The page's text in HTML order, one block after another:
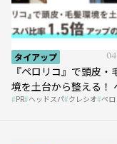
タイアップ
『ペロリコ』で頭皮・
境を土台から整える！
スパ比率1.5倍アップの
PR ヘッドスパ クレシオ ペロ